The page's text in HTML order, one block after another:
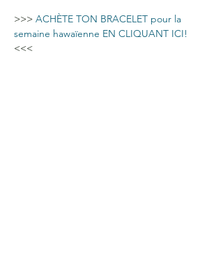
>>> ACHÈTE TON BRACELET pour la
semaine hawaïenne EN CLIQUANT ICI!
<<<